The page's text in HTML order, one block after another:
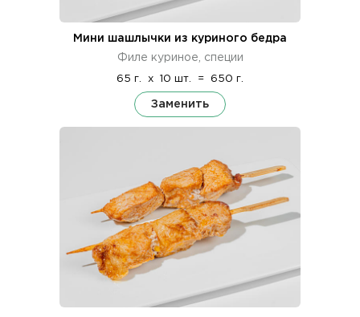
Мини шашлычки из куриного бедра
Филе куриное, специи
65 г. x 10 шт. = 650 г.
Заменить